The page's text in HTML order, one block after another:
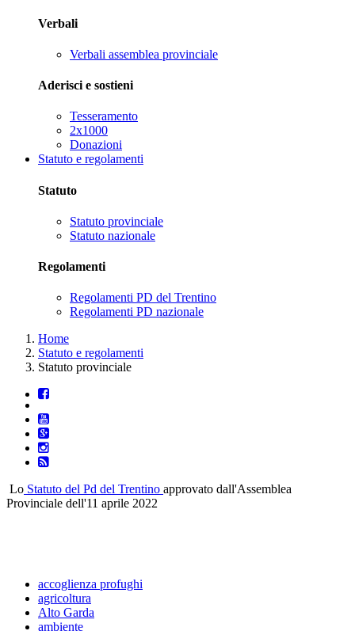
Verbali
Verbali assemblea provinciale
Aderisci e sostieni
Tesseramento
2x1000
Donazioni
Statuto e regolamenti
Statuto
Statuto provinciale
Statuto nazionale
Regolamenti
Regolamenti PD del Trentino
Regolamenti PD nazionale
Home
Statuto e regolamenti
Statuto provinciale
Lo Statuto del Pd del Trentino approvato dall'Assemblea
Provinciale dell'11 aprile 2022
accoglienza profughi
agricoltura
Alto Garda
ambiente